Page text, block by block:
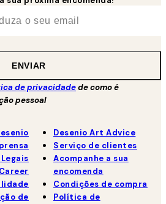
ENVIAR
de privacidadede como é
pessoal
Career
de
Desenio Art Advice
Serviço de clientes
Acompanhe a sua
encomenda
Condições de compra
Política de